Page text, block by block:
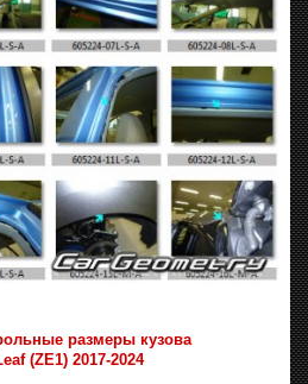
размеры кузова
(ZE1) 2017-2024